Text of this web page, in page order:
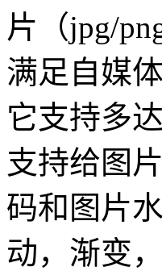
片（jpg/
满足自媒
它支持多
支持给图
码和图片
动，渐变